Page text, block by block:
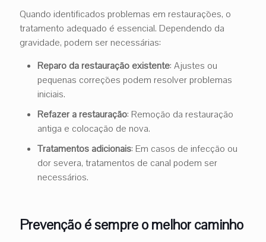
Quando identificados problemas em restaurações, o
tratamento adequado é essencial. Dependendo da
gravidade, podem ser necessárias:
Reparo da restauração existente: Ajustes ou
pequenas correções podem resolver problemas
iniciais.
Refazer a restauração: Remoção da restauração
antiga e colocação de nova.
Tratamentos adicionais: Em casos de infecção ou
dor severa, tratamentos de canal podem ser
necessários.
Prevenção é sempre o melhor caminho